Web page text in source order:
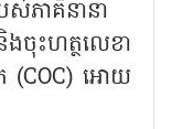
ស់ភាគីនានា
ះហត្ថលេខា
(COC) អោយ